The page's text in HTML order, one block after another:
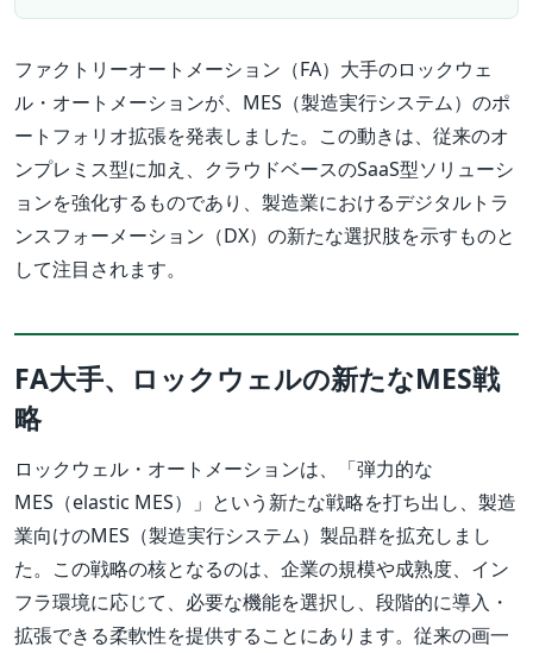
ファクトリーオートメーション（FA）大手のロックウェ
ル・オートメーションが、MES（製造実行システム）のポ
ートフォリオ拡張を発表しました。この動きは、従来のオ
ンプレミス型に加え、クラウドベースのSaaS型ソリューシ
ョンを強化するものであり、製造業におけるデジタルトラ
ンスフォーメーション（DX）の新たな選択肢を示すものと
して注目されます。
FA大手、ロックウェルの新たなMES戦
略
ロックウェル・オートメーションは、「弾力的な
MES（elastic MES）」という新たな戦略を打ち出し、製造
業向けのMES（製造実行システム）製品群を拡充しまし
た。この戦略の核となるのは、企業の規模や成熟度、イン
フラ環境に応じて、必要な機能を選択し、段階的に導入・
拡張できる柔軟性を提供することにあります。従来の画一